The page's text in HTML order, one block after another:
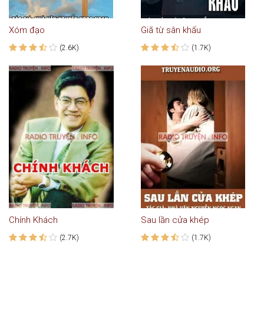
Xóm đạo
(2.6K)
Giã từ sân khấu
(1.7K)
Chính Khách
(2.7K)
Sau lần cửa khép
(1.7K)